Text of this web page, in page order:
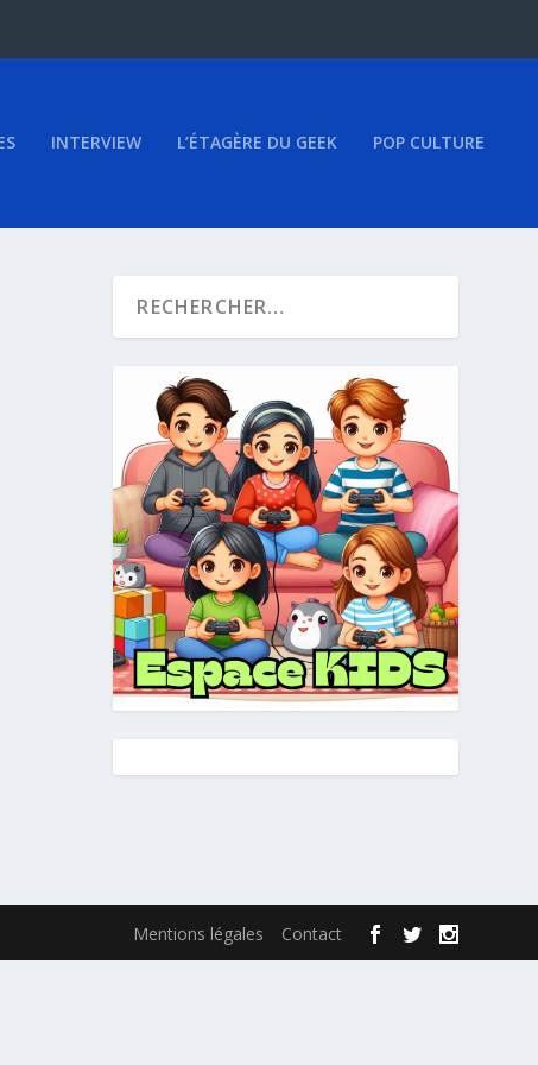
INTERVIEW L’ÉTAGÈRE DU GEEK POP CULTURE
Mentions légales Contact